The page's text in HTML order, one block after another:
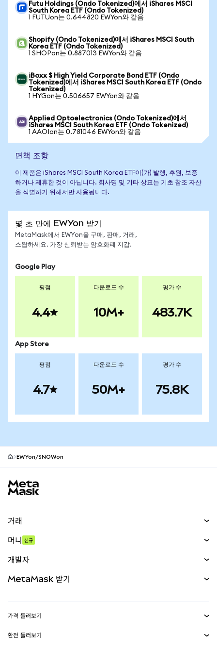
Futu Holdings (Ondo Tokenized)에서 iShares MSCI
South Korea ETF (Ondo Tokenized)
1 FUTUon는 0.644820 EWYon와 같음
Shopify (Ondo Tokenized)에서 iShares MSCI South
Korea ETF (Ondo Tokenized)
1 SHOPon는 0.887013 EWYon와 같음
iBoxx $ High Yield Corporate Bond ETF (Ondo
Tokenized)에서 iShares MSCI South Korea ETF (Ondo
Tokenized)
1 HYGon는 0.506657 EWYon와 같음
Applied Optoelectronics (Ondo Tokenized)에서
iShares MSCI South Korea ETF (Ondo Tokenized)
1 AAOIon는 0.781046 EWYon와 같음
면책 조항
이 제품은 iShares MSCI South Korea ETF이(가) 발행, 후원, 보증
하거나 제휴한 것이 아닙니다. 회사명 및 기타 상표는 기초 참조 자산
을 식별하기 위해서만 사용됩니다.
몇 초 만에 EWYon 받기
MetaMask에서 EWYon을 구매, 판매, 거래,
스왑하세요. 가장 신뢰받는 암호화폐 지갑.
Google Play
평점
4.4
다운로드 수
10M+
평가 수
483.7K
App Store
평점
4.7
다운로드 수
50M+
평가 수
75.8K
EWYon/SNOWon
거래
무기한 선물
실물자산
머니 신규
개발자
MetaMask Connect
MetaMask 받기
가격 둘러보기
이더리움 가격
환전 둘러보기